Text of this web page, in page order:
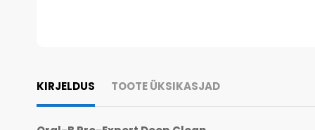
KIRJELDUS TOOTE ÜKSIKASJAD